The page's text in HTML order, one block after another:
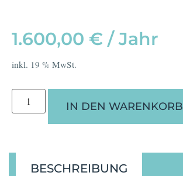
1.600,00 € / Jahr
inkl. 19 % MwSt.
IN DEN WARENKORB
BESCHREIBUNG